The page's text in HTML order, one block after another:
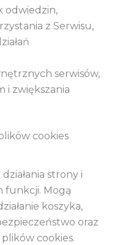
odwiedzin,
z Serwisu,
serwisów,
i zwiększania
cookies
strony i
funkcji. Mogą
koszyka,
oraz
cookies.